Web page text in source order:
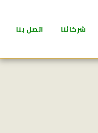
شركائنا اتصل بنا